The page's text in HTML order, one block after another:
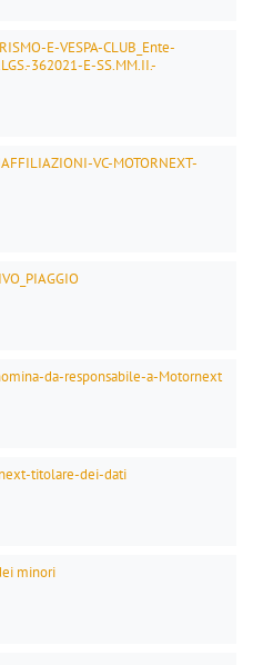
E-VESPA-CLUB_Ente-
362021-E-SS.MM.II.-
VC-MOTORNEXT-
da-responsabile-a-Motornext
titolare-dei-dati
minori